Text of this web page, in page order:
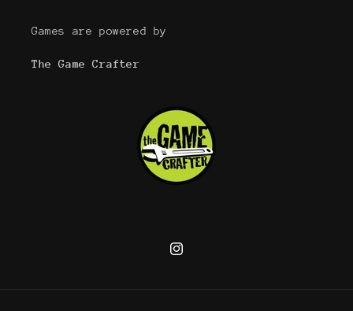
Games are powered by
The Game Crafter
Instagram